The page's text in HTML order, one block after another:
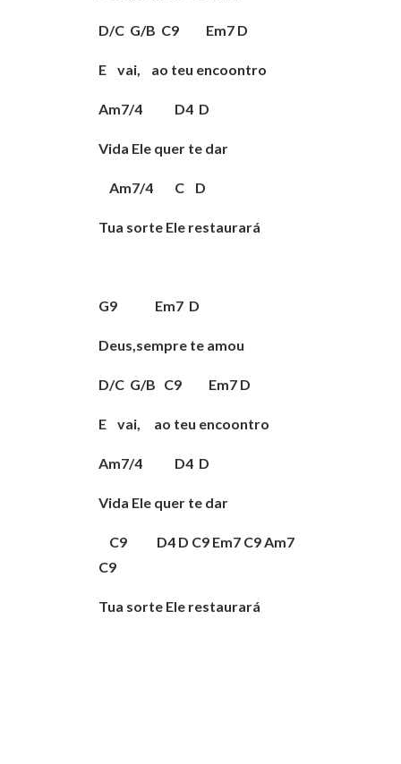
D/C G/B C9 Em7 D
E vai, ao teu encoontro
Am7/4 D4 D
Vida Ele quer te dar
Am7/4 C D
Tua sorte Ele restaurará
G9 Em7 D
Deus,sempre te amou
D/C G/B C9 Em7 D
E vai, ao teu encoontro
Am7/4 D4 D
Vida Ele quer te dar
C9 D4 D C9 Em7 C9 Am7
C9
Tua sorte Ele restaurará